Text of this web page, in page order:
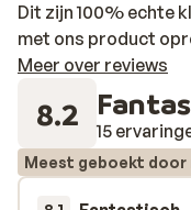
Dit zijn 100% echte
met ons product
Meer over reviews
8.2 15
Meest geboekt